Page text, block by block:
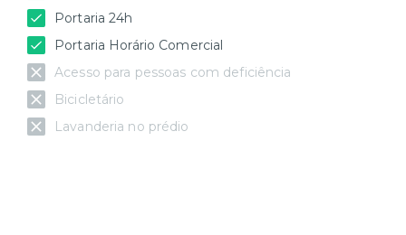
Portaria 24h
Portaria Horário Comercial
Acesso para pessoas com deficiência
Bicicletário
Lavanderia no prédio